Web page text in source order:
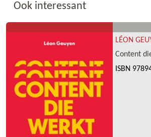
Ook interessant
LÉON
Content
ISBN